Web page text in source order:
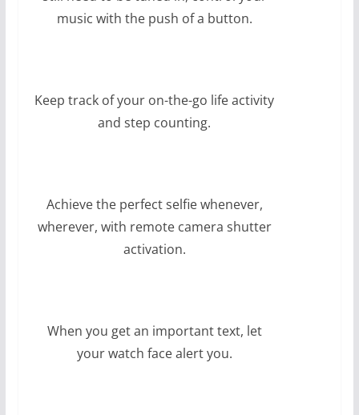
music with the push of a button.
Keep track of your on-the-go life activity
and step counting.
Achieve the perfect selfie whenever,
wherever, with remote camera shutter
activation.
When you get an important text, let
your watch face alert you.